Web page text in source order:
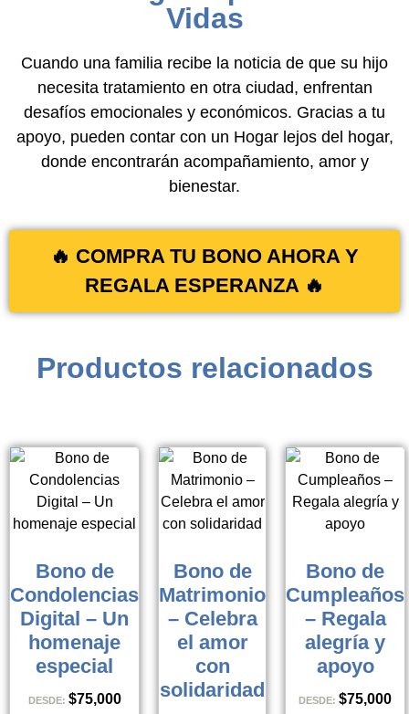
Vidas
Cuando una familia recibe la noticia de que su hijo
necesita tratamiento en otra ciudad, enfrentan
desafíos emocionales y económicos. Gracias a tu
apoyo, pueden contar con un Hogar lejos del hogar,
donde encontrarán acompañamiento, amor y
bienestar.
🔥 COMPRA TU BONO AHORA Y
REGALA ESPERANZA 🔥
Productos relacionados
Bono de
Condolencias
Digital – Un
homenaje
especial
DESDE: $75,000
Bono de
Matrimonio
– Celebra
el amor
con
solidaridad
Bono de
Cumpleaños
– Regala
alegría y
apoyo
DESDE: $75,000